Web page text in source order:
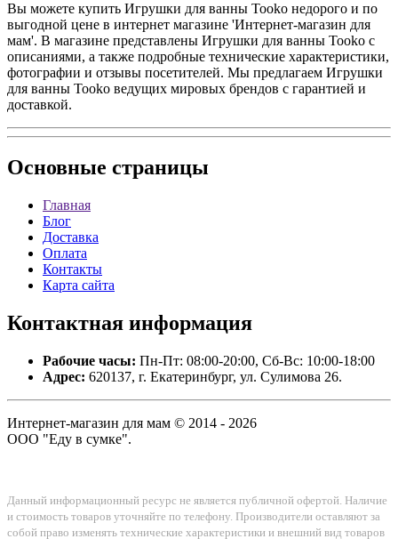
Вы можете купить Игрушки для ванны Tooko недорого и по
выгодной цене в интернет магазине 'Интернет-магазин для
мам'. В магазине представлены Игрушки для ванны Tooko с
описаниями, а также подробные технические характеристики,
фотографии и отзывы посетителей. Мы предлагаем Игрушки
для ванны Tooko ведущих мировых брендов с гарантией и
доставкой.
Основные страницы
Главная
Блог
Доставка
Оплата
Контакты
Карта сайта
Контактная информация
Рабочие часы: Пн-Пт: 08:00-20:00, Сб-Вс: 10:00-18:00
Адрес: 620137, г. Екатеринбург, ул. Сулимова 26.
Интернет-магазин для мам © 2014 - 2026
ООО "Еду в сумке".
Данный информационный ресурс не является публичной офертой. Наличие
и стоимость товаров уточняйте по телефону. Производители оставляют за
собой право изменять технические характеристики и внешний вид товаров